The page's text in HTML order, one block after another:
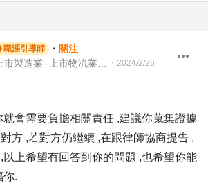
職涯引導師 ・ 關注
・ 2024/2/26
會需要負擔相關責任 ,建議你蒐集證據
方 ,若對方仍繼續 ,在跟律師協商提告 ,
以上希望有回答到你的問題 ,也希望你能
你.